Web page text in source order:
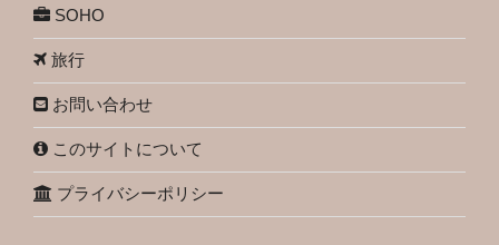
SOHO
旅行
お問い合わせ
このサイトについて
プライバシーポリシー